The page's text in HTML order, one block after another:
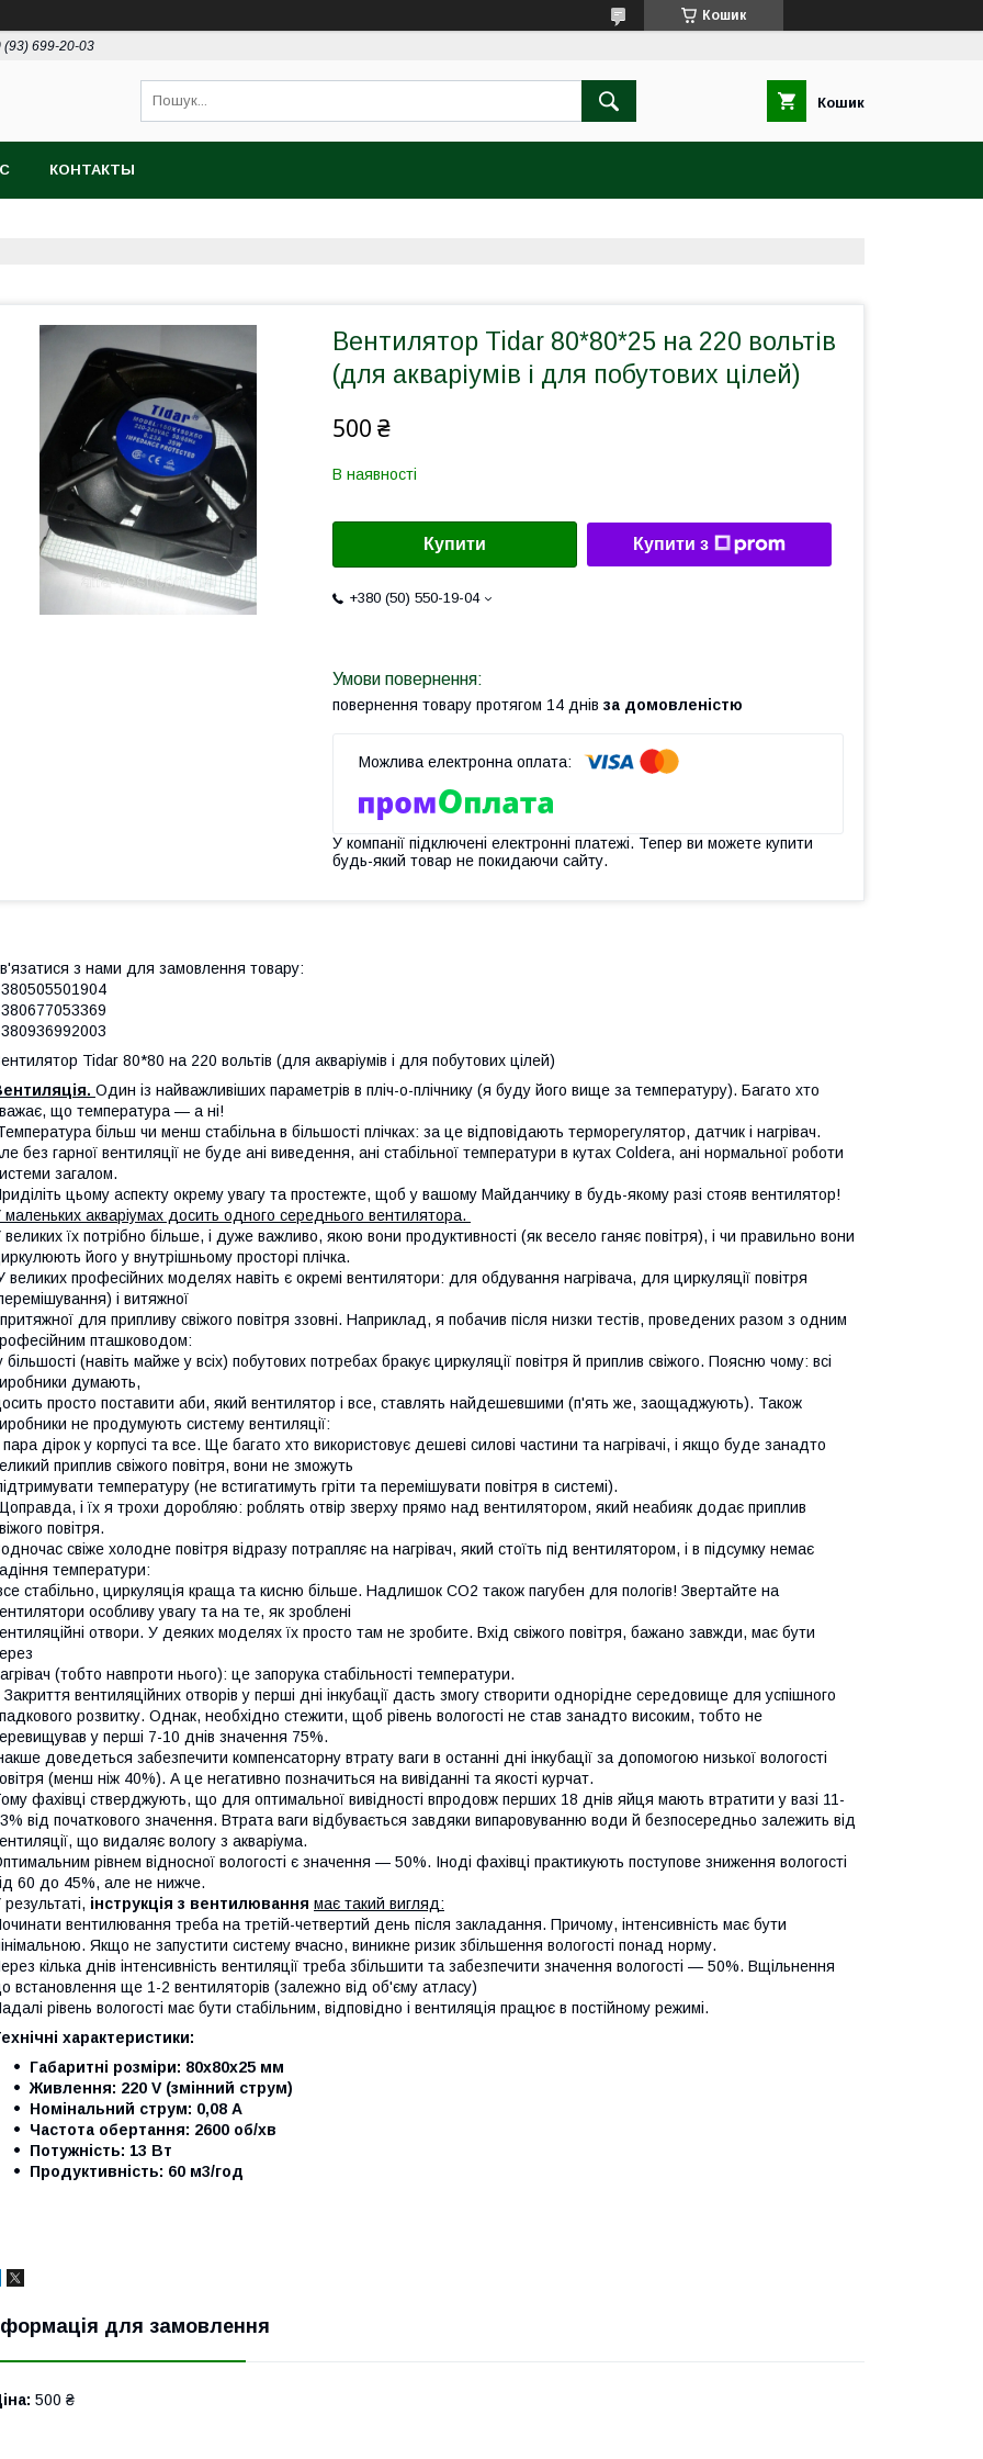
Кошик
(93) 699-20-03
Кошик
КОНТАКТЫ
Вентилятор Tidar 80*80*25 на 220 вольтів
(для акваріумів і для побутових цілей)
500 ₴
В наявності
Купити Купити з
+380 (50) 550-19-04
повернення товару протягом 14 днів за домовленістю
У компанії підключені електронні платежі. Тепер ви можете купити
будь-який товар не покидаючи сайту.
з нами для замовлення товару:
Tidar 80*80 на 220 вольтів (для акваріумів і для побутових цілей)
Один із найважливіших параметрів в пліч-о-плічнику (я буду його вище за температуру). Багато хто
що температура — а ні!
більш чи менш стабільна в більшості плічках: за це відповідають терморегулятор, датчик і нагрівач.
без гарної вентиляції не буде ані виведення, ані стабільної температури в кутах Coldera, ані нормальної роботи
загалом.
цьому аспекту окрему увагу та простежте, щоб у вашому Майданчику в будь-якому разі стояв вентилятор!
маленьких акваріумах досить одного середнього вентилятора.
великих їх потрібно більше, і дуже важливо, якою вони продуктивності (як весело ганяє повітря), і чи правильно вони
його у внутрішньому просторі плічка.
великих професійних моделях навіть є окремі вентилятори: для обдування нагрівача, для циркуляції повітря
і витяжної
для припливу свіжого повітря ззовні. Наприклад, я побачив після низки тестів, проведених разом з одним
пташководом:
більшості (навіть майже у всіх) побутових потребах бракує циркуляції повітря й приплив свіжого. Поясню чому: всі
думають,
просто поставити аби, який вентилятор і все, ставлять найдешевшими (п'ять же, заощаджують). Також
не продумують систему вентиляції:
пара дірок у корпусі та все. Ще багато хто використовує дешеві силові частини та нагрівачі, і якщо буде занадто
приплив свіжого повітря, вони не зможуть
температуру (не встигатимуть гріти та перемішувати повітря в системі).
і їх я трохи доробляю: роблять отвір зверху прямо над вентилятором, який неабияк додає приплив
повітря.
свіже холодне повітря відразу потрапляє на нагрівач, який стоїть під вентилятором, і в підсумку немає
температури:
стабільно, циркуляція краща та кисню більше. Надлишок СО2 також пагубен для пологів! Звертайте на
особливу увагу та на те, як зроблені
отвори. У деяких моделях їх просто там не зробите. Вхід свіжого повітря, бажано завжди, має бути
(тобто навпроти нього): це запорука стабільності температури.
Закриття вентиляційних отворів у перші дні інкубації дасть змогу створити однорідне середовище для успішного
розвитку. Однак, необхідно стежити, щоб рівень вологості не став занадто високим, тобто не
у перші 7-10 днів значення 75%.
доведеться забезпечити компенсаторну втрату ваги в останні дні інкубації за допомогою низької вологості
(менш ніж 40%). А це негативно позначиться на вивіданні та якості курчат.
фахівці стверджують, що для оптимальної вивідності впродовж перших 18 днів яйця мають втратити у вазі 11-
від початкового значення. Втрата ваги відбувається завдяки випаровуванню води й безпосередньо залежить від
що видаляє вологу з акваріума.
рівнем відносної вологості є значення — 50%. Іноді фахівці практикують поступове зниження вологості
60 до 45%, але не нижче.
результаті, інструкція з вентилювання має такий вигляд:
вентилювання треба на третій-четвертий день після закладання. Причому, інтенсивність має бути
Якщо не запустити систему вчасно, виникне ризик збільшення вологості понад норму.
кілька днів інтенсивність вентиляції треба збільшити та забезпечити значення вологості — 50%. Вщільнення
встановлення ще 1-2 вентиляторів (залежно від об'єму атласу)
рівень вологості має бути стабільним, відповідно і вентиляція працює в постійному режимі.
характеристики:
Габаритні розміри: 80x80x25 мм
Живлення: 220 V (змінний струм)
Номінальний струм: 0,08 А
Частота обертання: 2600 об/хв
Потужність: 13 Вт
Продуктивність: 60 м3/год
для замовлення
500 ₴